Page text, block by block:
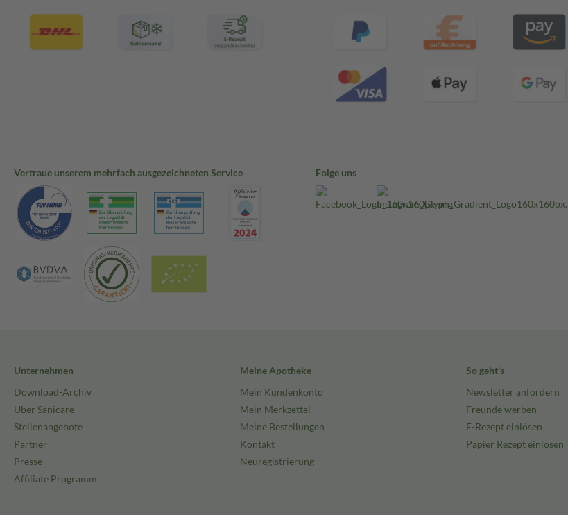
Vertraue unserem mehrfach ausgezeichneten Service Folge uns
Unternehmen
Download-Archiv
Über Sanicare
Stellenangebote
Partner
Presse
Affiliate Programm
Meine Apotheke
Mein Kundenkonto
Mein Merkzettel
Meine Bestellungen
Kontakt
Neuregistrierung
So geht's
Newsletter anfordern
Freunde werben
E-Rezept einlösen
Papier Rezept einlösen